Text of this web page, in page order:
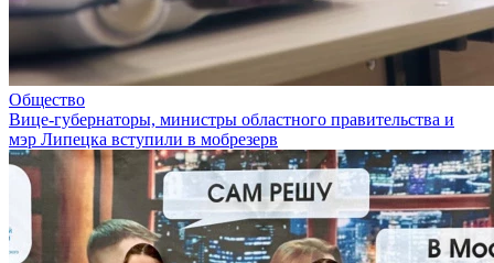
Общество
Вице-губернаторы, министры областного правительства и
мэр Липецка вступили в мобрезерв